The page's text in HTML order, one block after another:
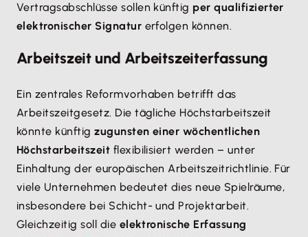
Vertragsabschlüsse sollen künftig per qualifizierter
elektronischer Signatur erfolgen können.
Arbeitszeit und Arbeitszeiterfassung
Ein zentrales Reformvorhaben betrifft das
Arbeitszeitgesetz. Die tägliche Höchstarbeitszeit
könnte künftigzugunsten einer wöchentlichen
Höchstarbeitszeit flexibilisiert werden – unter
Einhaltung der europäischen Arbeitszeitrichtlinie. Für
viele Unternehmen bedeutet dies neue Spielräume,
insbesondere bei Schicht- und Projektarbeit.
Gleichzeitig soll die elektronische Erfassung